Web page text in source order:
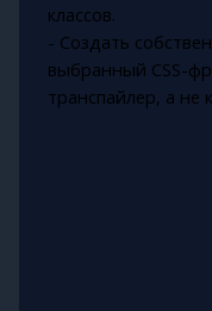
классов.
- Создать
выбранный CSS-
транспайлер, а не